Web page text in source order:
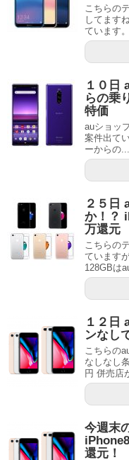
こちらの
してます
ています
１０日
らの乗
特価
auショッ
案件出て
ーからの...
２５日
か！？
万還元
こちらの
ています
128GBは
１２日
ンなし
こちらの
なしなし
円 併売店
今週末
還元！